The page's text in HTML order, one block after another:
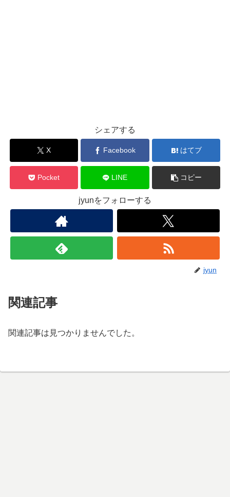
シェアする
X Facebook はてブ
Pocket LINE コピー
jyunをフォローする
jyun
関連記事
関連記事は見つかりませんでした。